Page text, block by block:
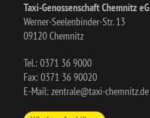
Taxi-Genossenschaft Chemnitz eG
Werner-Seelenbinder-Str. 13
09120 Chemnitz
Tel.: 0371 36 9000
Fax: 0371 36 90020
E-Mail: zentrale@taxi-chemnitz.de